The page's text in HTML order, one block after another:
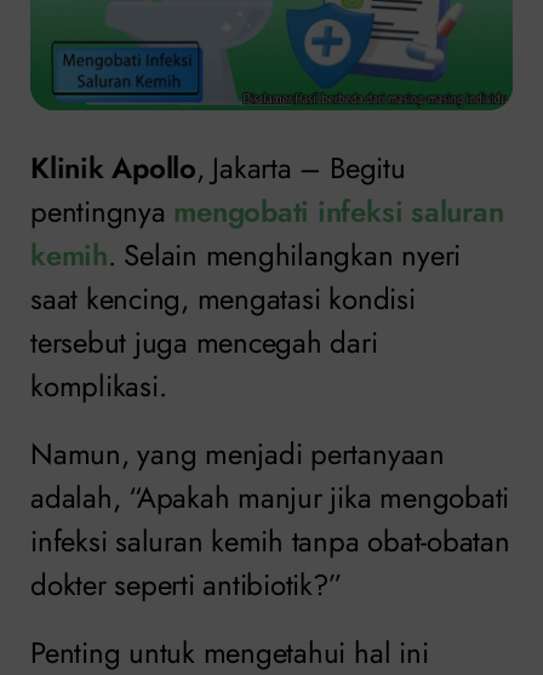
Klinik Apollo, Jakarta – Begitu
pentingnya mengobati infeksi saluran
kemih. Selain menghilangkan nyeri
saat kencing, mengatasi kondisi
tersebut juga mencegah dari
komplikasi.
Namun, yang menjadi pertanyaan
adalah, “Apakah manjur jika mengobati
infeksi saluran kemih tanpa obat-obatan
dokter seperti antibiotik?”
Penting untuk mengetahui hal ini